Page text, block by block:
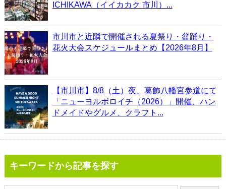
ICHIKAWA（イイカカク 市川）...
市川市と近隣で開催される夏祭り・盆踊り・
花火大会スケジュールまとめ【2026年8月】
【市川市】8/8（土）夜、葛飾八幡宮参道にて
「ニューヨルボロイチ（2026）」開催、ハン
ドメイドやグルメ、クラフト...
キーワードから記事を探す